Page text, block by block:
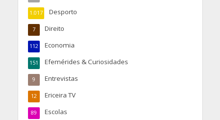
Desporto
1.017
Direito
7
Economia
112
Efemérides & Curiosidades
151
Entrevistas
9
Ericeira TV
12
Escolas
89